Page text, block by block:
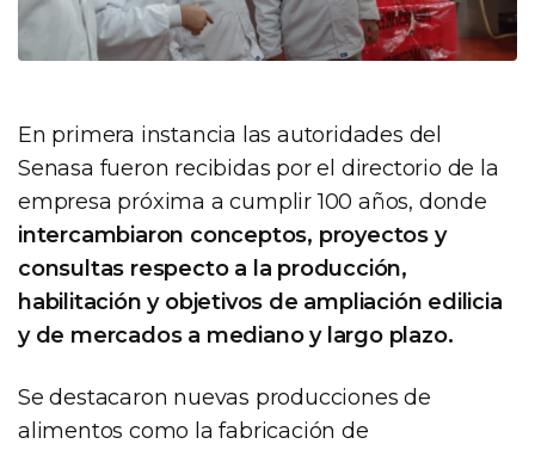
En primera instancia las autoridades del
Senasa fueron recibidas por el directorio de la
empresa próxima a cumplir 100 años, donde
intercambiaron conceptos, proyectos y
consultas respecto a la producción,
habilitación y objetivos de ampliación edilicia
y de mercados a mediano y largo plazo.
Se destacaron nuevas producciones de
alimentos como la fabricación de